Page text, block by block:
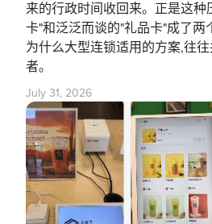
来的行政时间收回来。正是这种
卡"和泛泛而谈的"礼品卡"成了两
为什么大型连锁适用的方案,往
者。
July 31, 2026